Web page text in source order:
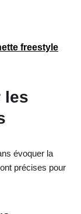
freestyle
les
évoquer la
précises pour